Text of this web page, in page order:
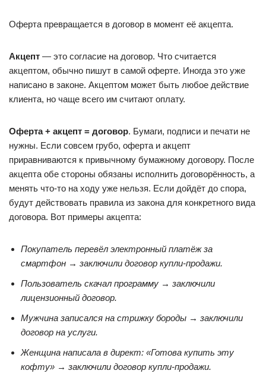
Оферта превращается в договор в момент её акцепта.
Акцепт — это согласие на договор. Что считается
акцептом, обычно пишут в самой оферте. Иногда это уже
написано в законе. Акцептом может быть любое действие
клиента, но чаще всего им считают оплату.
Оферта + акцепт = договор. Бумаги, подписи и печати не
нужны. Если совсем грубо, оферта и акцепт
приравниваются к привычному бумажному договору. После
акцепта обе стороны обязаны исполнить договорённость, а
менять что-то на ходу уже нельзя. Если дойдёт до спора,
будут действовать правила из закона для конкретного вида
договора. Вот примеры акцепта:
Покупатель перевёл электронный платёж за
смартфон → заключили договор купли-продажи.
Пользователь скачал программу → заключили
лицензионный договор.
Мужчина записался на стрижку бороды → заключили
договор на услуги.
Женщина написала в директ: «Готова купить эту
кофту» → заключили договор купли-продажи.